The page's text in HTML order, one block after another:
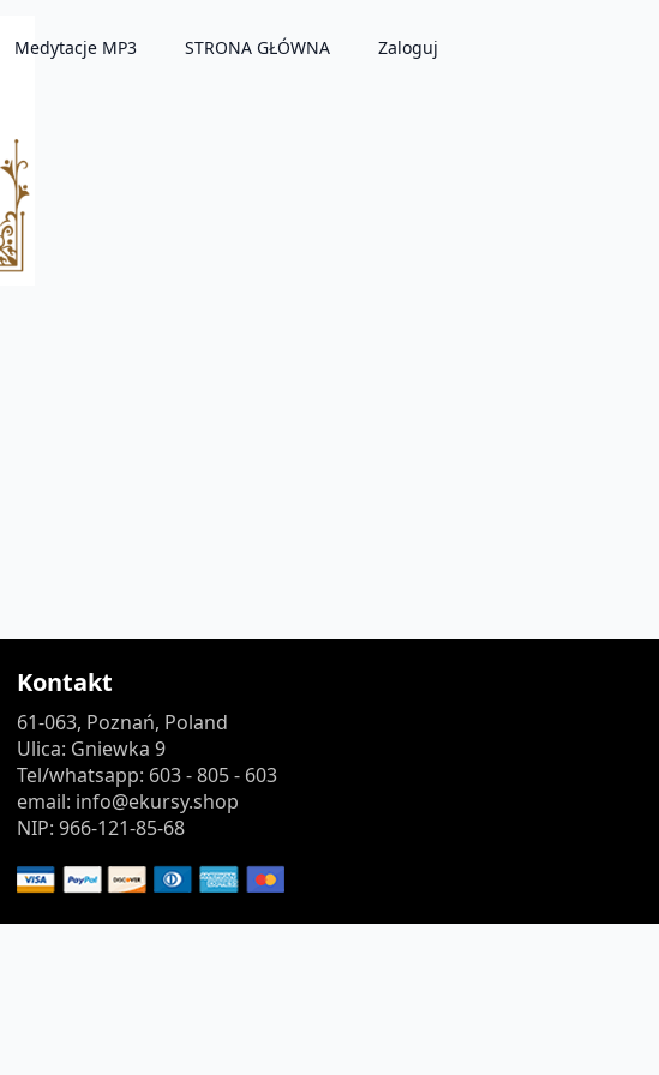
Medytacje MP3 STRONA GŁÓWNA Zaloguj
Kontakt
61-063, Poznań, Poland
Ulica: Gniewka 9
Tel/whatsapp: 603 - 805 - 603
email: info@ekursy.shop
NIP: 966-121-85-68